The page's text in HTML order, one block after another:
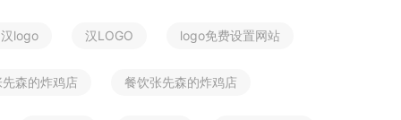
汉logo 汉LOGO logo免费设置网站
先森的炸鸡店 餐饮张先森的炸鸡店